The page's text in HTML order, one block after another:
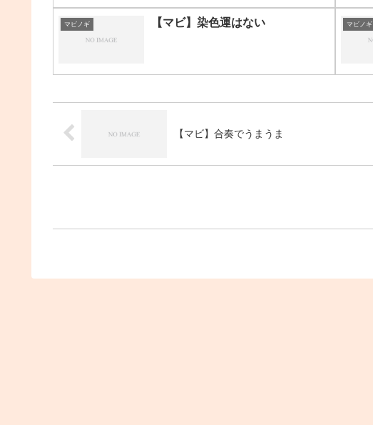
マビノギ 【マビ】染色運はない マビノギ
【マビ】合奏でうまうま